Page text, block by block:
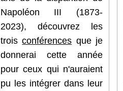
Napoléon III (1873-
2023), découvrez les
troisconférences que je
donnerai cette année
pour ceux qui n'auraient
pu les intégrer dans leur